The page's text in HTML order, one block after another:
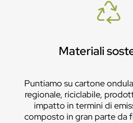
Materiali
Puntiamo su cartone
regionale, riciclabile,
impatto in termini di
composto in gran parte da